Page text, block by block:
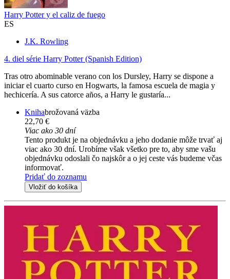
Harry Potter y el caliz de fuego
ES
J.K. Rowling
4. diel série Harry Potter (Spanish Edition)
Tras otro abominable verano con los Dursley, Harry se dispone a
iniciar el cuarto curso en Hogwarts, la famosa escuela de magia y
hechicería. A sus catorce años, a Harry le gustaría...
Knihabrožovaná väzba
22,70 €
Viac ako 30 dní
Tento produkt je na objednávku a jeho dodanie môže trvať aj
viac ako 30 dní. Urobíme však všetko pre to, aby sme vašu
objednávku odoslali čo najskôr a o jej ceste vás budeme včas
informovať.
Pridať do zoznamu
Vložiť do košíka